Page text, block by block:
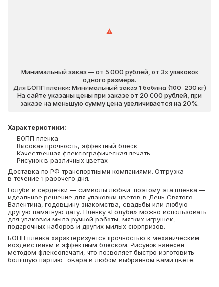
Минимальный заказ — от 5 000 рублей, от 3х упаковок
одного размера.
Для БОПП пленки: Минимальный заказ 1 бобина (100-230 кг)
На сайте указаны цены при заказе от 20 000 рублей, при
заказе на меньшую сумму цена увеличивается на 20%.
Характеристики:
БОПП пленка
Высокая прочность, эффектный блеск
Качественная флексографическая печать
Рисунок в различных цветах
Доставка по РФ транспортными компаниями. Отгрузка
в течение 1 рабочего дня.
Голуби и сердечки — символы любви, поэтому эта пленка —
идеальное решение для упаковки цветов в День Святого
Валентина, годовщину знакомства, свадьбы или любую
другую памятную дату. Пленку «Голуби» можно использовать
для упаковки мыла ручной работы, мягких игрушек,
подарочных наборов и других милых сюрпризов.
БОПП пленка характеризуется прочностью к механическим
воздействиям и эффектным блеском. Рисунок нанесен
методом флексопечати, что позволяет быстро изготовить
большую партию товара в любом выбранном вами цвете.